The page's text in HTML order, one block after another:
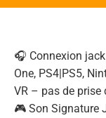
🎧 Connexion
One, PS4|PS5,
VR – pas de prise
🎮 Son Signature